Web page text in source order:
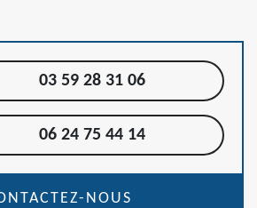
03 59 28 31 06
06 24 75 44 14
NOUS